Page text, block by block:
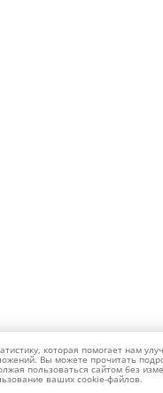
которая помогает нам
Вы можете прочитать
пользоваться сайтом без
ваших cookie-файлов.